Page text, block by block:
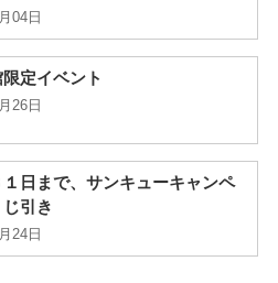
04日
定イベント
26日
１日まで、サンキューキャンペ
引き
24日